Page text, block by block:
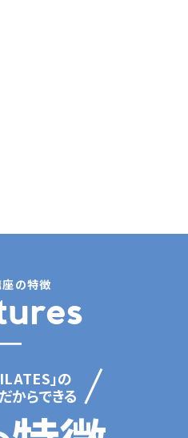
の特徴
」の
からできる